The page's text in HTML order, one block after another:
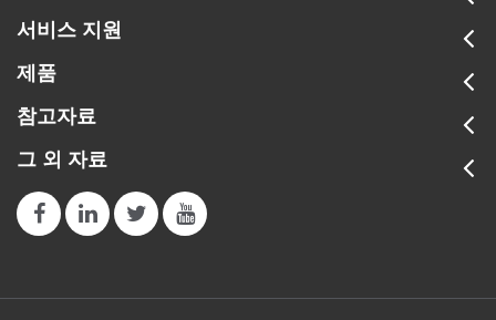
서비스 지원
제품
참고자료
그 외 자료